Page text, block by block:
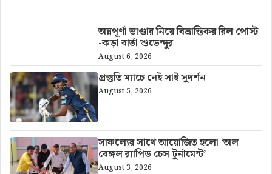
অন্নপূর্ণা ভাণ্ডার নিয়ে বিভ্রান্তিকর রিল পোস্ট
-কড়া বার্তা শুভেন্দুর
August 6, 2026
প্রস্তুতি ম্যাচে নেই সাই সুদর্শন
August 5, 2026
সাফল্যের সাথে আয়োজিত হলো ‘অল
বেঙ্গল র‍্যাপিড চেস টুর্নামেন্ট’
August 3, 2026